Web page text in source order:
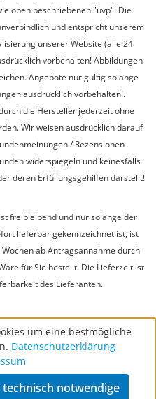
oben beschriebenen "uvp". Die
und entspricht unserem
unserer Website (alle 24
vorbehalten! Abbildungen
Angebote nur gültig solange
ausdrücklich vorbehalten!.
die Hersteller jederzeit ohne
Wir weisen ausdrücklich darauf
/ Rezensionen
widerspiegeln und keinesfalls
deren Erfüllungsgehilfen darstellt!
freibleibend und nur solange der
lieferbar gekennzeichnet ist, ist
ab Antragsannahme durch
für Sie bestellt. Die Lieferzeit ist
des Lieferanten.
um eine bestmögliche
Datenschutzerklärung
notwendige